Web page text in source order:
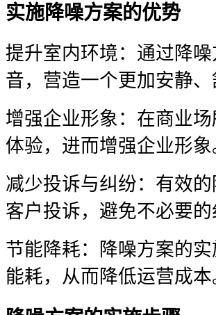
实施降噪方案的优势
提升室内环境：通过降
音，营造一个更加安静
增强企业形象：在商业
体验，进而增强企业形象
减少投诉与纠纷：有效
客户投诉，避免不必要的
节能降耗：降噪方案的
能耗，从而降低运营成本